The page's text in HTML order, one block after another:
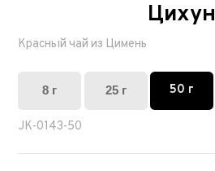
Цихун
Красный чай из Цимень
8 г 25 г 50 г
JK-0143-50